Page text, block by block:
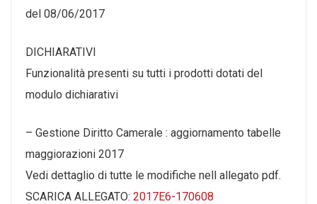
del 08/06/2017
DICHIARATIVI
Funzionalità presenti su tutti i prodotti dotati del
modulo dichiarativi
– Gestione Diritto Camerale : aggiornamento tabelle
maggiorazioni 2017
Vedi dettaglio di tutte le modifiche nell allegato pdf.
SCARICA ALLEGATO: 2017E6-170608